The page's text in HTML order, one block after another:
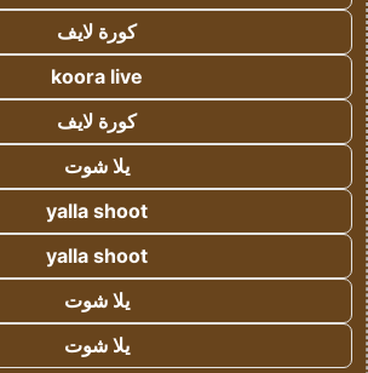
كورة لايف
koora live
كورة لايف
يلا شوت
yalla shoot
yalla shoot
يلا شوت
يلا شوت